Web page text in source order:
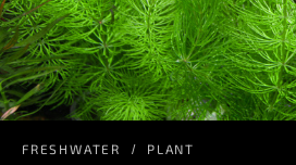
FRESHWATER PLANT